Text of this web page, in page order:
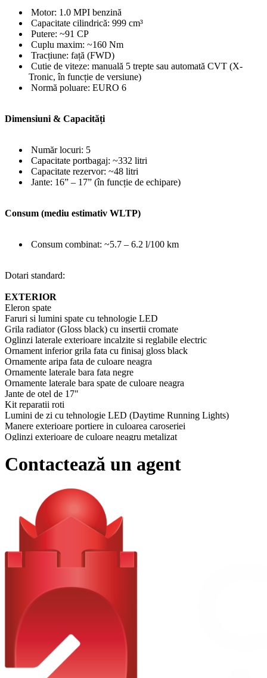
Motor: 1.0 MPI benzină
Capacitate cilindrică: 999 cm³
Putere: ~91 CP
Cuplu maxim: ~160 Nm
Tracțiune: față (FWD)
Cutie de viteze: manuală 5 trepte sau automată CVT (X-
Tronic, în funcție de versiune)
Normă poluare: EURO 6
Dimensiuni & Capacități
Număr locuri: 5
Capacitate portbagaj: ~332 litri
Capacitate rezervor: ~48 litri
Jante: 16” – 17” (în funcție de echipare)
Consum (mediu estimativ WLTP)
Consum combinat: ~5.7 – 6.2 l/100 km
Dotari standard:
EXTERIOR
Eleron spate
Faruri si lumini spate cu tehnologie LED
Grila radiator (Gloss black) cu insertii cromate
Oglinzi laterale exterioare incalzite si reglabile electric
Ornament inferior grila fata cu finisaj gloss black
Ornamente aripa fata de culoare neagra
Ornamente laterale bara fata negre
Ornamente laterale bara spate de culoare neagra
Jante de otel de 17"
Kit reparatii roti
Lumini de zi cu tehnologie LED (Daytime Running Lights)
Manere exterioare portiere in culoarea caroseriei
Oglinzi exterioare de culoare neagru metalizat
Bancheta spate rabatabila 1/3 - 2/3 si culisabila fata
Cotiera fata
Cotiera usi spate din PVC-TEP negru granulat
Ornamente laterale geamuri negre
Ornamente laterale inferioare negre
Ornamente protectie bara fata gloss black
Ornamente protectie bara spate negre
INTERIOR
Plafon interior de culoare gri inchis
Spatiu de depozitare in partea de jos a portbagajului
Tapiterie textila negru cu gri
Tetiere spate (3)
Insertii usi spate de culoare negru granulat
Lumini interioare
Ornament bord argintiu
Parasolare cu oglinda, fara iluminare
Contactează un agent